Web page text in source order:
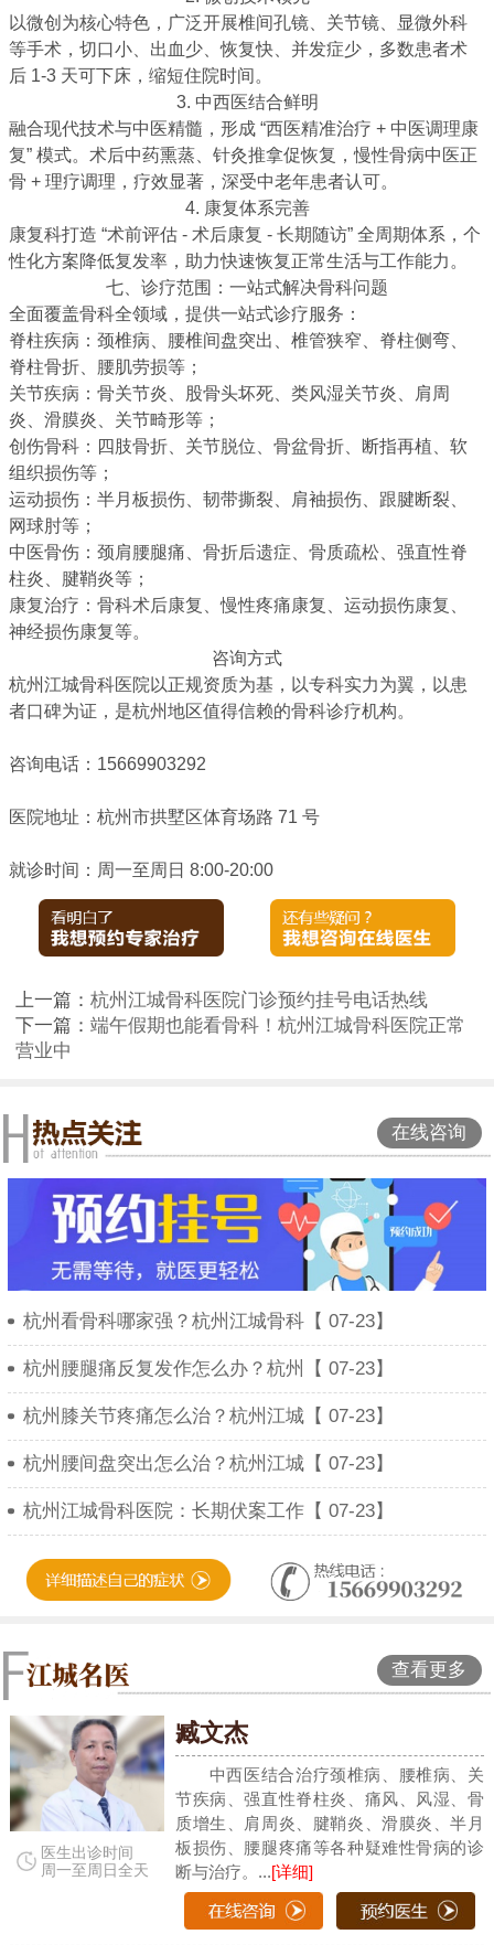
以微创为核心特色，广泛开展椎间孔镜、关节镜、显微外科
等手术，切口小、出血少、恢复快、并发症少 ，多数患者术
后 1-3 天可下床，缩短住院时间。
3. 中西医结合鲜明
融合现代技术与中医精髓，形成 “西医精准治疗 + 中医调理康
复” 模式。术后中药熏蒸、针灸推拿促恢复，慢性骨病中医正
骨 + 理疗调理，疗效显著，深受中老年患者认可。
4. 康复体系完善
康复科打造 “术前评估 - 术后康复 - 长期随访” 全周期体系，个
性化方案降低复发率，助力快速恢复正常生活与工作能力。
七、诊疗范围：一站式解决骨科问题
全面覆盖骨科全领域，提供一站式诊疗服务：
脊柱疾病 ：颈椎病、腰椎间盘突出、椎管狭窄、脊柱侧弯、
脊柱骨折、腰肌劳损等；
关节疾病 ：骨关节炎、股骨头坏死、类风湿关节炎、肩周
炎、滑膜炎、关节畸形等；
创伤骨科 ：四肢骨折、关节脱位、骨盆骨折、断指再植、软
组织损伤等；
运动损伤 ：半月板损伤、韧带撕裂、肩袖损伤、跟腱断裂、
网球肘等；
中医骨伤 ：颈肩腰腿痛、骨折后遗症、骨质疏松、强直性脊
柱炎、腱鞘炎等；
康复治疗 ：骨科术后康复、慢性疼痛康复、运动损伤康复、
神经损伤康复等。
咨询方式
杭州江城骨科医院以正规资质为基，以专科实力为翼，以患
者口碑为证，是杭州地区值得信赖的骨科诊疗机构。
咨询电话：15669903292
医院地址：杭州市拱墅区体育场路 71 号
就诊时间：周一至周日 8:00-20:00
上一篇： 杭州江城骨科医院门诊预约挂号电话热线
下一篇： 端午假期也能看骨科！杭州江城骨科医院正常
营业中
在线咨询
杭州看骨科哪家强？杭州江城骨科【 07-23】
杭州腰腿痛反复发作怎么办？杭州【 07-23】
杭州膝关节疼痛怎么治？杭州江城【 07-23】
杭州腰间盘突出怎么治？杭州江城【 07-23】
杭州江城骨科医院：长期伏案工作【 07-23】
查看更多
医生出诊时间
周一至周日全天
臧文杰
中西医结合治疗颈椎病、腰椎病、关
节疾病、强直性脊柱炎、痛风、风湿、骨
质增生、肩周炎、腱鞘炎、滑膜炎、半月
板损伤、腰腿疼痛等各种疑难性骨病的诊
断与治疗。...[详细]